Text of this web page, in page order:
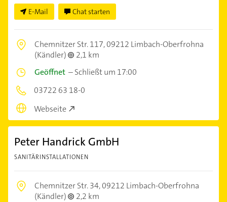
E-Mail Chat starten
Chemnitzer Str. 117,09212 Limbach-Oberfrohna
(Kändler)
2,1 km
Geöffnet –Schließt um 17:00
03722 63 18-0
Webseite
Peter Handrick GmbH
SANITÄRINSTALLATIONEN
Chemnitzer Str. 34,09212 Limbach-Oberfrohna
(Kändler)
2,2 km